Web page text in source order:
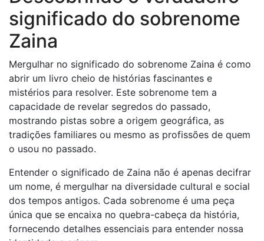
significado do sobrenome
Zaina
Mergulhar no significado do sobrenome Zaina é como
abrir um livro cheio de histórias fascinantes e
mistérios para resolver. Este sobrenome tem a
capacidade de revelar segredos do passado,
mostrando pistas sobre a origem geográfica, as
tradições familiares ou mesmo as profissões de quem
o usou no passado.
Entender o significado de Zaina não é apenas decifrar
um nome, é mergulhar na diversidade cultural e social
dos tempos antigos. Cada sobrenome é uma peça
única que se encaixa no quebra-cabeça da história,
fornecendo detalhes essenciais para entender nossa